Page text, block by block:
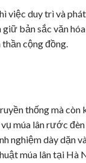
việc duy trì và
bản sắc văn
cộng đồng.
thống mà còn
múa lân rước
nghiệm dày dặn
múa lân tại Hà